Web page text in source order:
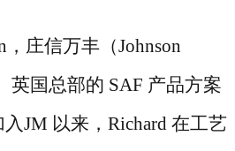
，庄信万丰（Johnson
英国总部的 SAF 产品方案
JM 以来，Richard 在工艺